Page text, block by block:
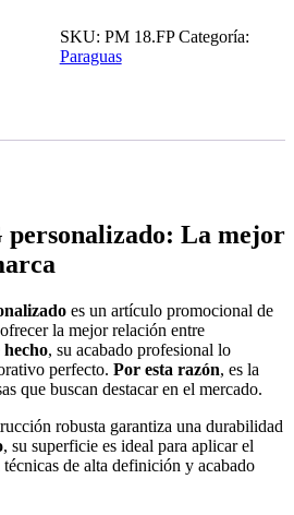
SKU: PM 18.FP Categoría:
Paraguas
personalizado: La mejor
es un artículo promocional de
la mejor relación entre
hecho, su acabado profesional lo
perfecto. Por esta razón, es la
que buscan destacar en el mercado.
robusta garantiza una durabilidad
, su superficie es ideal para aplicar el
de alta definición y acabado